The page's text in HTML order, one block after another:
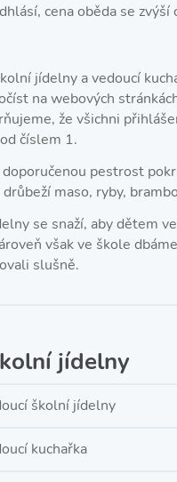
cena oběda se
jídelny a vedoucí
na webových
že všichni
číslem 1.
pestrost
maso, ryby,
se snaží, aby dětem
však ve škole
slušně.
jídelny
školní jídelny
kuchařka